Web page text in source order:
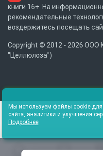
книги 16+. На
рекомендательные
воздержитесь посещать
Copyright © 2012 - 2026 ООО
"Целлюлоза")
Мы используем файлы cookie для
сайта, аналитики и улучшения
Подробнее